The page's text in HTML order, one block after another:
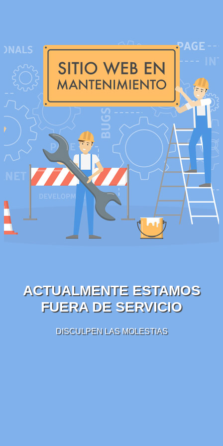
ACTUALMENTE ESTAMOS
FUERA DE SERVICIO
DISCULPEN LAS MOLESTIAS